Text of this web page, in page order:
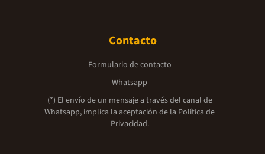
Contacto
Formulario de contacto
Whatsapp
(*) El envío de un mensaje a través del canal de
Whatsapp, implica la aceptación de la Política de
Privacidad.